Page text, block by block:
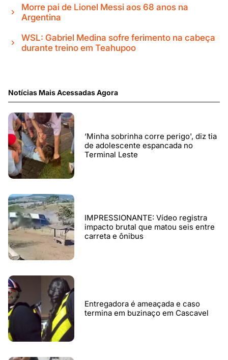
Morre pai de Lionel Messi aos 68 anos na
Argentina
WSL: Gabriel Medina sofre ferimento na cabeça
durante treino em Teahupoo
Notícias Mais Acessadas Agora
‘Minha sobrinha corre perigo', diz tia
de adolescente espancada no
Terminal Leste
IMPRESSIONANTE: Vídeo registra
impacto brutal que matou seis entre
carreta e ônibus
Entregadora é ameaçada e caso
termina em buzinaço em Cascavel